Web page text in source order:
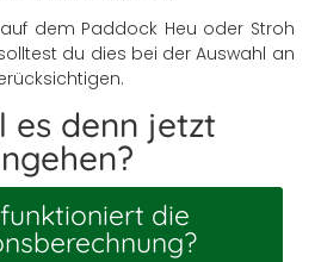
dem Paddock Heu oder Stroh
du dies bei der Auswahl an
es denn jetzt
die